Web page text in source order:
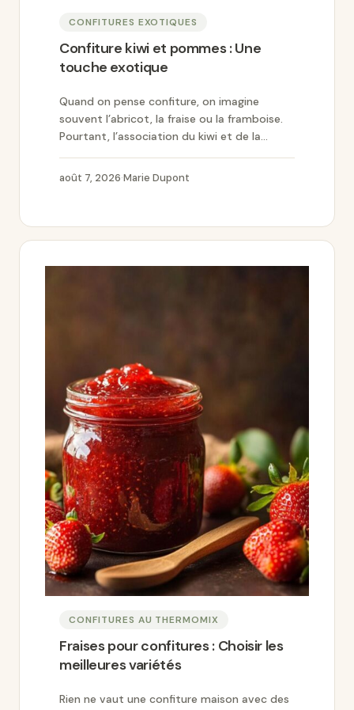
CONFITURES EXOTIQUES
Confiture kiwi et pommes : Une
touche exotique
Quand on pense confiture, on imagine
souvent l’abricot, la fraise ou la framboise.
Pourtant, l’association du kiwi et de la...
août 7, 2026·Marie Dupont
CONFITURES AU THERMOMIX
Fraises pour confitures : Choisir les
meilleures variétés
Rien ne vaut une confiture maison avec des